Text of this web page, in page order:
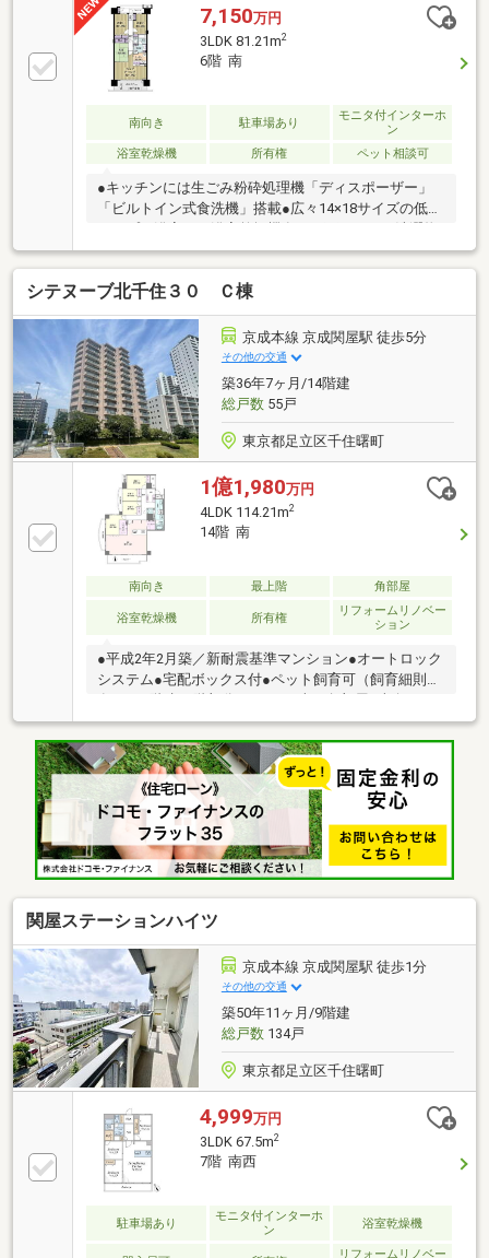
ペット飼育可(使用細則有)●リビングダイニングはエコ
カラット仕様●充実の共用施設・リバービューサロ
ン・キッチンスタジオ・TDサロン・TDスタジオ・ミ
ュージックキャビン・シネソニック・匠庵・ヘブンリ
ースイート・キッズパレット・来客用駐車場・洗車場
7,150万円
3LDK 81.21m2
6階 南
南向き 駐車場あり
モニタ付インターホ
ン
浴室乾燥機
所有権 ペット相談可
●キッチンには生ごみ粉砕処理機「ディスポーザー」
「ビルトイン式食洗機」搭載●広々14×18サイズの低床
が乾かせます●アルコーブには0.57㎡の専用トランクル
ーム搭載●一部リフォーム履歴有・2022年ビルトイン
食洗器交換・2024年キッチンIH交換・2025年浴室乾燥
機、ウォシュレット交換●24時間365日有人管理につき
管理体制良好（夜間は警備員対応）●充実した共用施
設有り(一部有料)・ゲストルーム(ヘブンリースイー
ト、匠庵)・リバービューサロン・キッチンスタジオ・
ミュージックキャビン・キッズパレット 等
シテヌーブ北千住３０ Ｃ棟
京成本線 京成関屋駅 徒歩5分
その他の交通
築36年7ヶ月/14階建
総戸数55戸
東京都足立区千住曙町
1億1,980万円
4LDK 114.21m2
14階 南
南向き 最上階 角部屋
浴室乾燥機 所有権
リフォームリノベー
ション
●平成2年2月築／新耐震基準マンション●オートロック
システム●宅配ボックス付●ペット飼育可（飼育細則
つき日当たり良好●雨の日などに心強い浴室乾燥機付●
食器洗浄乾燥機付【リフォーム内容】○システムキッ
チン交換（食洗機付）○トイレ交換（温水洗浄便座
付）○ユニットバス交換（浴室換気乾燥暖房機付）○洗
面化粧台交換 ○全室フローリング張替○全室クロス張
替 ○建具交換 ○照明器具交換○給水管、給湯管交換
(室内側) ○給湯器交換 ○下駄箱交換 ○防水パン交
換 ○ハウスクリーニング（2026年10月完了予定）
関屋ステーションハイツ
京成本線 京成関屋駅 徒歩1分
その他の交通
築50年11ヶ月/9階建
総戸数134戸
東京都足立区千住曙町
4,999万円
3LDK 67.5m2
7階 南西
駐車場あり
モニタ付インターホ
ン
浴室乾燥機
リフォームリノベー